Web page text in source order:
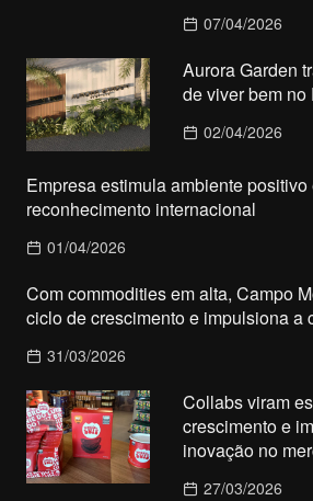
07/04/2026
Aurora Garden
de viver bem
02/04/2026
Empresa estimula ambiente
reconhecimento internacional
01/04/2026
Com commodities em alta, Campo
ciclo de crescimento e impulsiona a
31/03/2026
Collabs viram
crescimento e
inovação no
27/03/2026